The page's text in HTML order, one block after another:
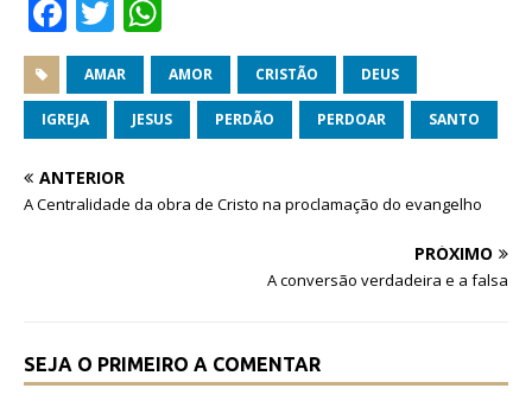
F
a
c
e
b
o
T
w
it
te
r
h
at
s
p
AMAR AMOR CRISTÃO DEUS
IGREJA JESUS PERDÃO PERDOAR SANTO
ANTERIOR
A Centralidade da obra de Cristo na proclamação do evangelho
PRÓXIMO
A conversão verdadeira e a falsa
SEJA O PRIMEIRO A COMENTAR